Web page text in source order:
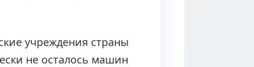
учреждения страны
не осталось машин